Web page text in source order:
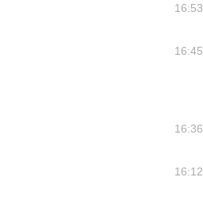
16:53
16:45
16:36
16:12